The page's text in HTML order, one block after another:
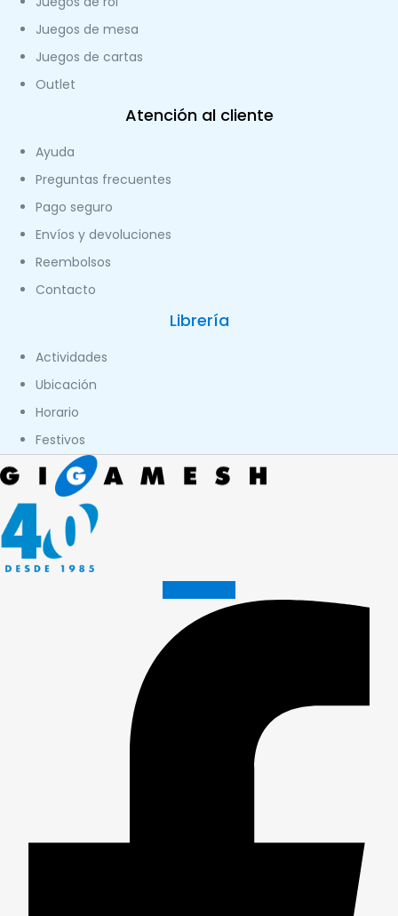
Juegos de mesa
Juegos de cartas
Outlet
Atención al cliente
Ayuda
Preguntas frecuentes
Pago seguro
Envíos y devoluciones
Reembolsos
Contacto
Librería
Actividades
Ubicación
Horario
Festivos